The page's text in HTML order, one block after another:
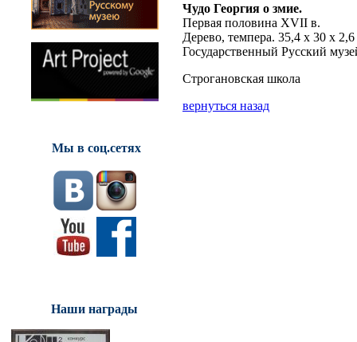
Мы в соц.сетях
Наши награды
Чудо Георгия о змие.
Первая половина XVII в.
Дерево, темпера. 35,4 x 30 x 2,6
Государственный Русский
Строгановская школа
вернуться назад